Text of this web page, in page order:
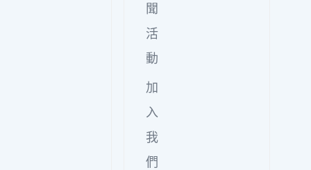
聞
活
動
加
入
我
們